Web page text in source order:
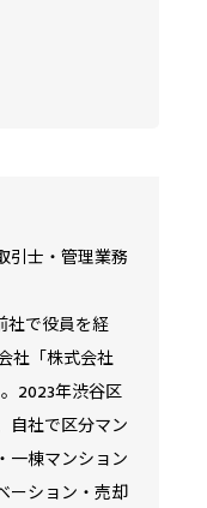
引士・管理業務
社で役員を経
社「株式会社
2023年渋谷区
自社で区分マン
一棟マンション
ーション・売却